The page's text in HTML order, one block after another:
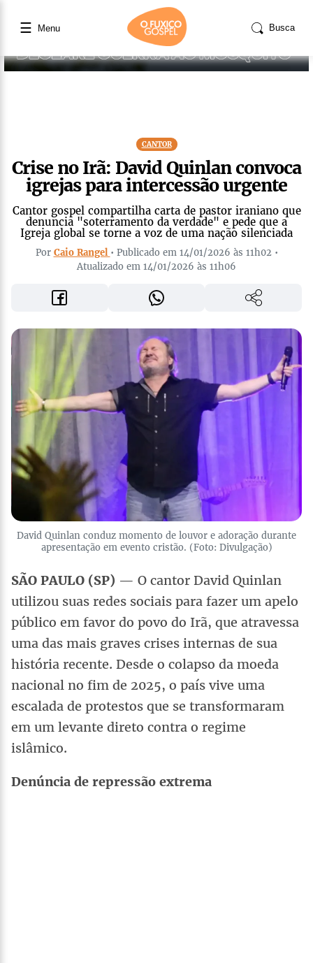
☰ Menu Busca
CANTOR
Crise no Irã: David Quinlan convoca
igrejas para intercessão urgente
Cantor gospel compartilha carta de pastor iraniano que
denuncia "soterramento da verdade" e pede que a
Igreja global se torne a voz de uma nação silenciada
Por Caio Rangel • Publicado em 14/01/2026 às 11h02 •
Atualizado em 14/01/2026 às 11h06
David Quinlan conduz momento de louvor e adoração durante
apresentação em evento cristão. (Foto: Divulgação)
SÃO PAULO (SP) — O cantor David Quinlan
utilizou suas redes sociais para fazer um apelo
público em favor do povo do Irã, que atravessa
uma das mais graves crises internas de sua
história recente. Desde o colapso da moeda
nacional no fim de 2025, o país vive uma
escalada de protestos que se transformaram
em um levante direto contra o regime
islâmico.
Denúncia de repressão extrema